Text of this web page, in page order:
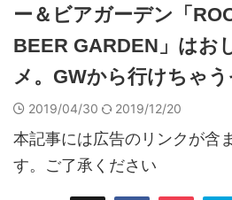
ー＆ビアガーデン「
BEER GARDEN」はお
メ。GWから行けちゃ
2019/04/30 2019/12/20
本記事には広告のリンクが含
す。ご了承ください